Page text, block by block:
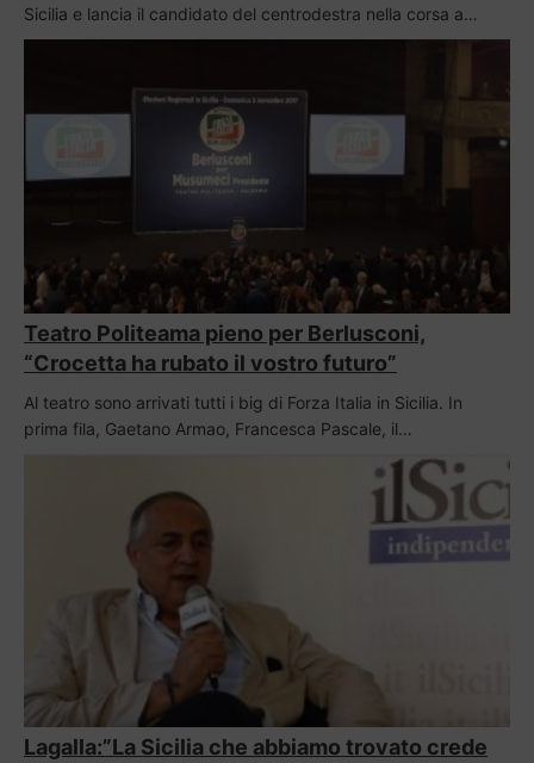
Sicilia e lancia il candidato del centrodestra nella corsa a…
Teatro Politeama pieno per Berlusconi,
“Crocetta ha rubato il vostro futuro”
Al teatro sono arrivati tutti i big di Forza Italia in Sicilia. In
prima fila, Gaetano Armao, Francesca Pascale, il…
Lagalla:”La Sicilia che abbiamo trovato crede